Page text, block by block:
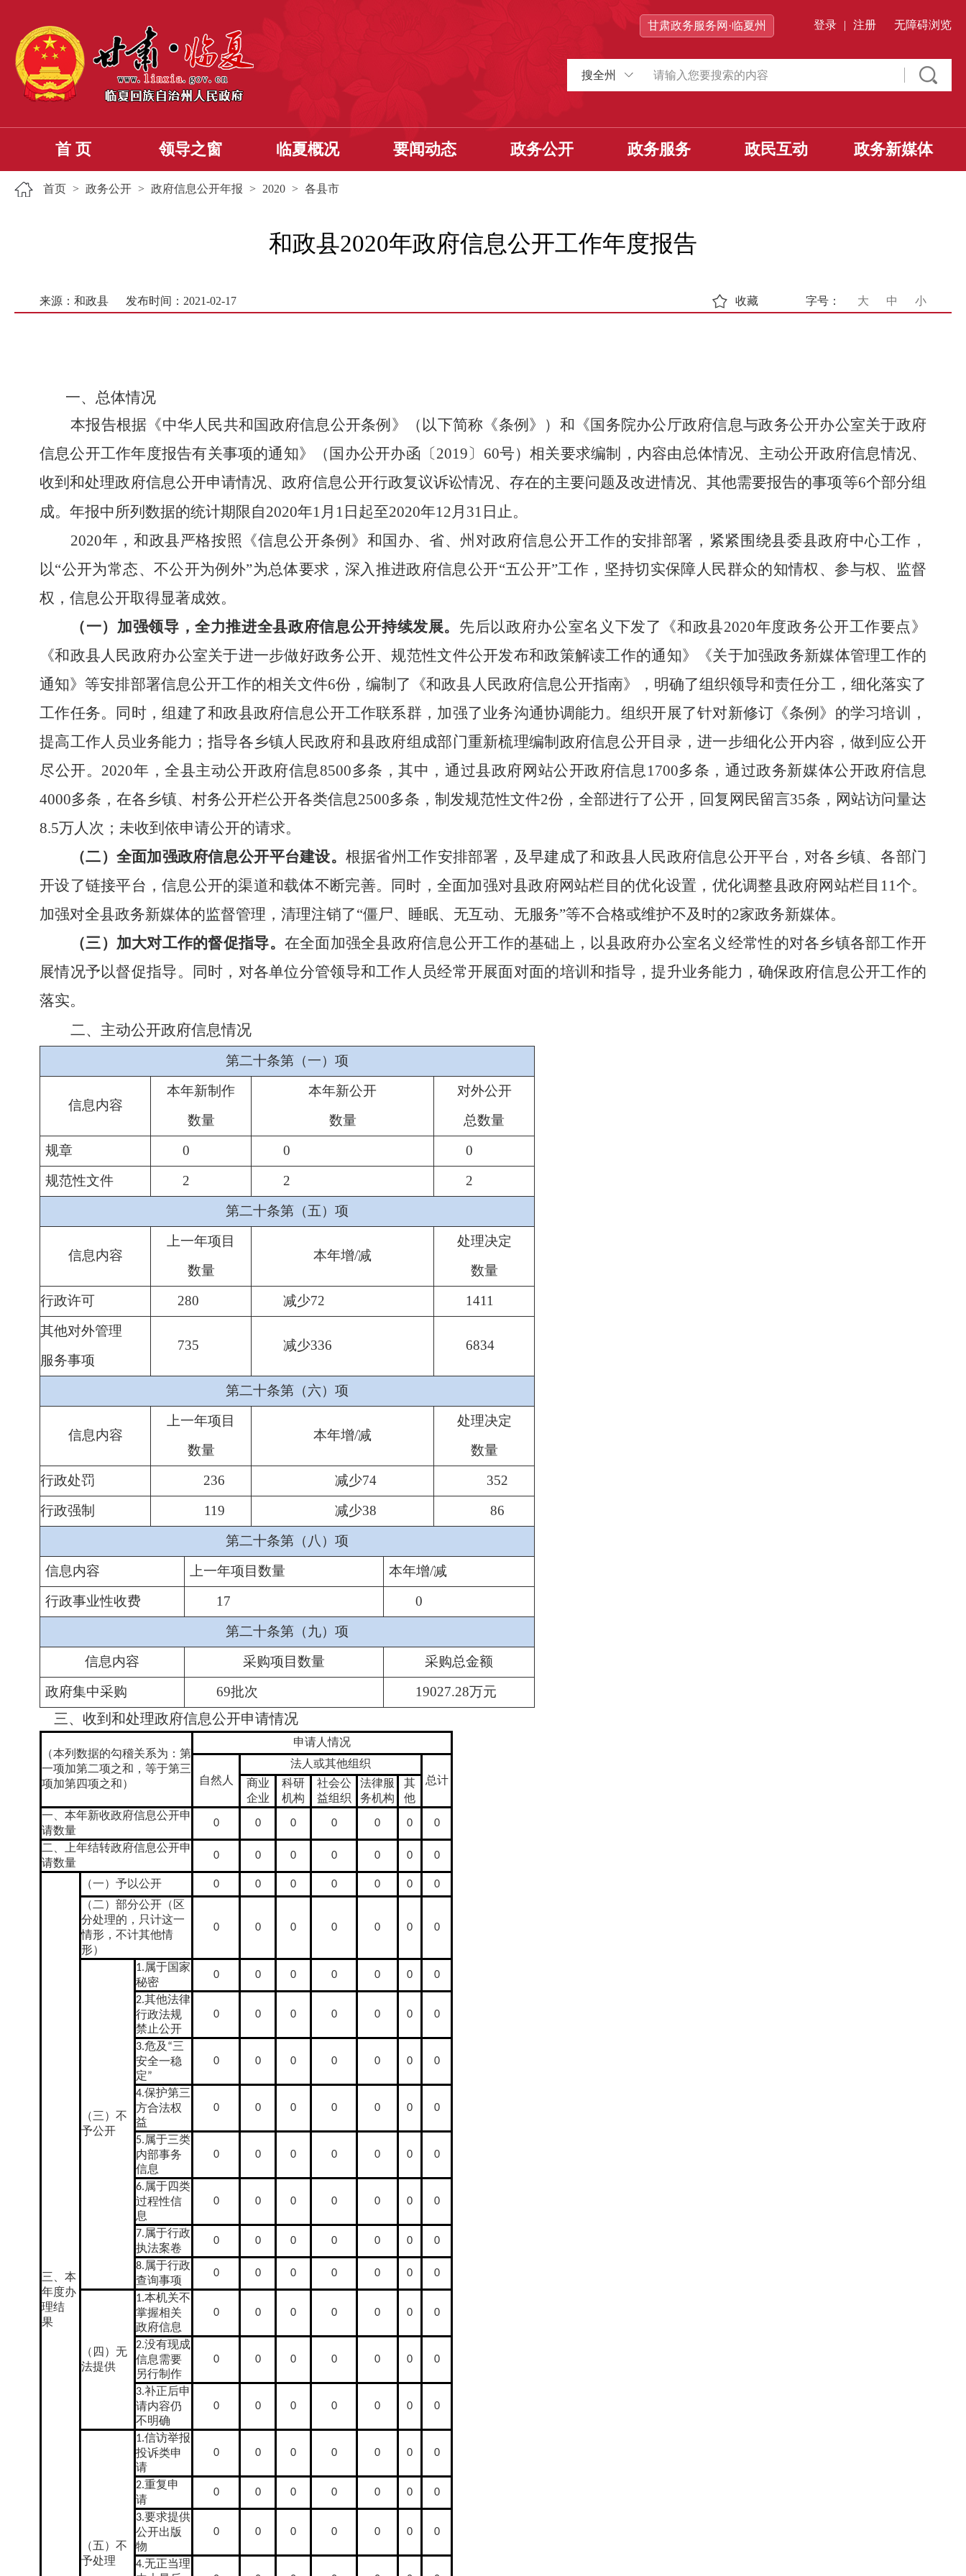
甘肃政务服务网·临夏州 登录 | 注册 无障碍浏览
搜全州
首 页 领导之窗 临夏概况 要闻动态 政务公开 政务服务 政民互动 政务新媒体
首页 > 政务公开 > 政府信息公开年报 > 2020 > 各县市
和政县2020年政府信息公开工作年度报告
来源：和政县 发布时间：2021-02-17 字号： 大 中 小
收藏
一、总体情况
本报告根据《中华人民共和国政府信息公开条例》（以下简称《条例》）和《国务院办公厅政府信息与政务公开办公室关于政府
信息公开工作年度报告有关事项的通知》（国办公开办函〔2019〕60号）相关要求编制，内容由总体情况、主动公开政府信息情况、
收到和处理政府信息公开申请情况、政府信息公开行政复议诉讼情况、存在的主要问题及改进情况、其他需要报告的事项等6个部分组
成。年报中所列数据的统计期限自2020年1月1日起至2020年12月31日止。
2020年，和政县严格按照《信息公开条例》 和 国办、省、州对政府信息公开工作的安排部署 ，紧紧围绕县委县政府中心工作，
以“公开为常态、不公开为例外”为总体要求 ， 深入推进政府信息公开“五公开”工作， 坚持切实保障人民群众的知情权、参与权、监督
权， 信息公开取得显著成效。
（一） 加强领导，全力推进全县政府信息公开持续发展。 先后以政府办公室名义 下发了《和政县2020年度政务公开工作要点》
《和政县人民政府办公室关于进一步做好政务公开、规范性文件公开发布和政策解读工作的通知》
《关于加强政务新媒体管理工作的
通知》等安排部署信息公开工作的相关文件6份 ，编制了《和政县人民政府信息公开指南》，明确了组织领导和责任分工，细化落实了
工作任务。同时，组建了和政县政府信息公开工作联系群，加强了业务沟通协调能力。 组织开展了针对新修订《条例》的学习培训，
提高工作人员业务能力；指导各乡镇人民政府和县政府组成部门重新梳理编制政府信息公开目录，进一步细化公开内容，做到应公开
尽公开。2020年，全县主动公开政府信息8500多条，其中，通过县政府网站公开政府信息1700多条，通过政务新媒体公开政府信息
4000多条， 在各乡镇、村务公开栏公开各类信息2500多条， 制发规范性文件2份，全部进行了公开，回复网民留言35条，网站访问量达
8.5万人次； 未收到依申请公开的请求。
（二） 全面加强政府信息公开平台建设。 根据省州工作安排部署，及早建成了和政县人民政府信息公开平台，对各乡镇、各部门
开设了链接平台，信息公开的渠道和载体不断完善。同时，全面加强对县政府网站栏目 的优化设置， 优化调整县政府网站栏目 11个。
加强对全县政务新媒体的监督管理，清理注销了“僵尸、睡眠、无互动、无服务”等不合格或维护不及时的2家政务新媒体。
（三）加大对工作的督促指导。 在全面加强全县政府信息公开工作的基础上，以县政府办公室名义经常性的对各乡镇各部工作开
展情况予以督促指导。 同时，对各单位分管领导和工作人员经常开展面对面的培训和指导，提升业务能力，确保政府信息公开工作的
落实。
二、主动公开政府信息情况
第二十条第（一）项
信息内容
本年新制作
数量
本年新公开
数量
对外公开
总数量
规章
0 0
0
规范性文件
2 2
2
第二十条第（五）项
信息内容
上一年项目
数量
本年增/减
处理决定
数量
行政许可
280 减少72
1411
其他对外管理
服务事项
735 减少336 6834
第二十条第（六）项
信息内容
上一年项目
数量
本年增/减
处理决定
数量
行政处罚
236 减少74
352
行政强制
119 减少38
86
第二十条第（八）项
信息内容
上一年项目数量
本年增/减
行政事业性收费
17
0
第二十条第（九）项
信息内容
采购项目数量
采购总金额
政府集中采购
69批次 19027.28万元
三、收到和处理政府信息公开申请情况
（本列数据的勾稽关系为：第
一项加第二项之和，等于第三
项加第四项之和）
申请人情况
自然人
法人或其他组织
总计
商业
企业
科研
机构
社会公
益组织
法律服
务机构
其
他
一、本年新收政府信息公开申
请数量
0 0 0 0 0 0 0
二、上年结转政府信息公开申
请数量
0 0 0 0 0 0 0
三、本
年度办
理结
果
（一）予以公开 0 0 0 0 0 0
0
（二）部分公开（区
分处理的，只计这一
情形，不计其他情
形）
0 0 0 0 0 0 0
（三）不
予公开
1.属于国家
秘密
0 0 0 0 0 0 0
2.其他法律
行政法规
禁止公开
0 0 0 0 0 0 0
3.危及 “三
安全一稳
定”
0 0 0 0 0 0 0
4.保护第三
方合法权
益
0 0 0 0 0 0 0
5.属于三类
内部事务
信息
0 0 0 0 0 0 0
6.属于四类
过程性信
息
0 0 0 0 0 0 0
7.属于行政
执法案卷
0 0 0 0 0 0 0
8.属于行政
查询事项
0 0 0 0 0 0 0
（四）无
法提供
1.本机关不
掌握相关
政府信息
0 0 0 0 0 0 0
2.没有现成
信息需要
另行制作
0 0 0 0 0 0 0
3.补正后申
请内容仍
不明确
0 0 0 0 0 0 0
（五）不
予处理
1.信访举报
投诉类申
请
0 0 0 0 0 0 0
2.重复申
请
0 0 0 0 0 0 0
3.要求提供
公开出版
物
0 0 0 0 0 0 0
4.无正当理